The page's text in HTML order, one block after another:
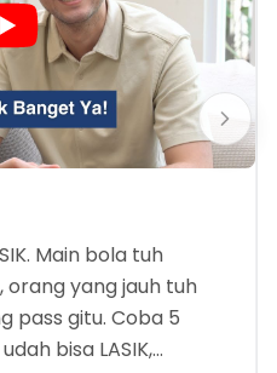
Main bola tuh
yang jauh tuh
pass gitu. Coba 5
bisa LASIK,